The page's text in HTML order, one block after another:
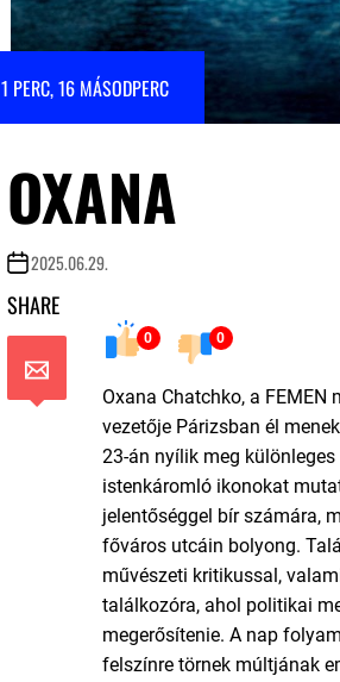
1 PERC, 16 MÁSODPERC
OXANA
2025.06.29.
SHARE
0 0
Oxana Chatchko, a FEMEN
vezetője Párizsban él
23-án nyílik meg
istenkáromló ikonokat
jelentőséggel bír számára,
főváros utcáin bolyong.
művészeti kritikussal,
találkozóra, ahol politikai
megerősítenie. A nap
felszínre törnek múltjának